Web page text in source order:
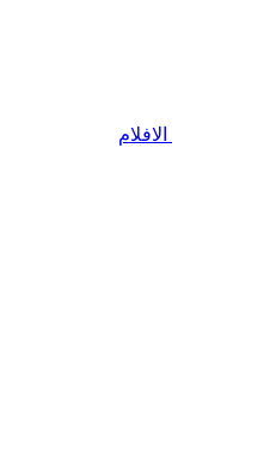
الافلام